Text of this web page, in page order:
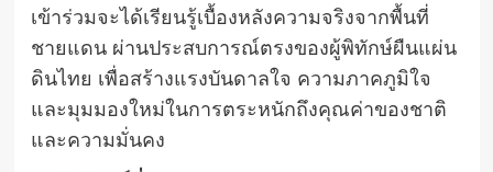
เข้าร่วมจะได้เรียนรู้เบื้องหลังความจริงจากพื้นที่
ชายแดน ผ่านประสบการณ์ตรงของผู้พิทักษ์ผืนแผ่น
ดินไทย เพื่อสร้างแรงบันดาลใจ ความภาคภูมิใจ
และมุมมองใหม่ในการตระหนักถึงคุณค่าของชาติ
และความมั่นคง